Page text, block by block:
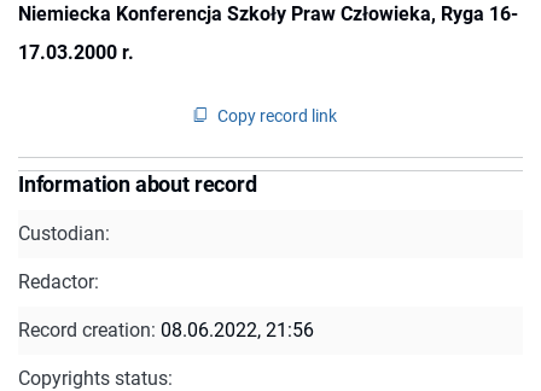
Niemiecka Konferencja Szkoły Praw Człowieka, Ryga 16-
17.03.2000 r.
Copy record link
Information about record
Custodian:
Redactor:
Record creation: 08.06.2022, 21:56
Copyrights status: